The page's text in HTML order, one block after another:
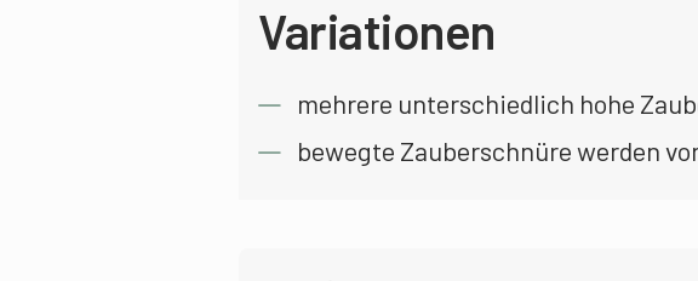
Variationen
mehrere unterschiedlich hohe
bewegte Zauberschnüre werden